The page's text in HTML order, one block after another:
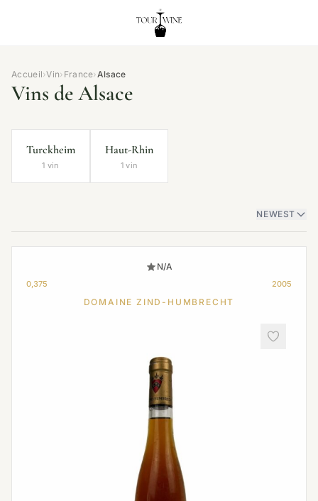
Accueil›Vin› France›Alsace
Vins de Alsace
Turckheim
1 vin
Haut-Rhin
1 vin
NEWEST
N/A
0,375 2005
DOMAINE ZIND-HUMBRECHT